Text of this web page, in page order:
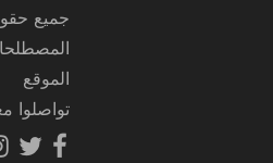
جميع حقوق
الموقع
تواصلوا